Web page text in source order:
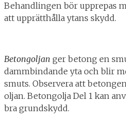
Behandlingen bör upprepas
att upprätthålla ytans skydd.
Betongoljan ger betong en
dammbindande yta och blir
smuts. Observera att
oljan. Betongolja Del 1 kan
bra grundskydd.